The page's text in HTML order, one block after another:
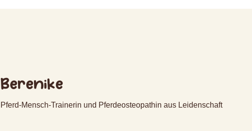
Berenike
Pferd-Mensch-Trainerin und Pferdeosteopathin aus Leidenschaft